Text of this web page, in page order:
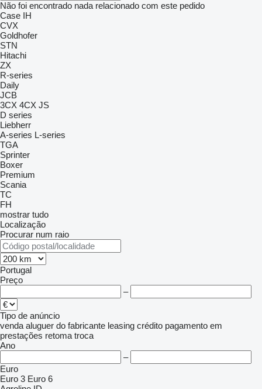
Não foi encontrado nada relacionado com este pedido
Case IH
CVX
Goldhofer
STN
Hitachi
ZX
R-series
Daily
JCB
3CX 4CX JS
D series
Liebherr
A-series L-series
TGA
Sprinter
Boxer
Premium
Scania
TC
FH
mostrar tudo
Localização
Procurar num raio
Portugal
Preço
–
Tipo de anúncio
venda aluguer do fabricante leasing crédito pagamento em
prestações retoma troca
Ano
–
Euro
Euro 3 Euro 6